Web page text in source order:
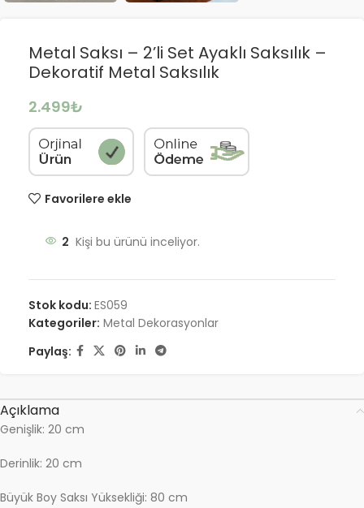
Metal Saksı – 2’li Set Ayaklı Saksılık –
Dekoratif Metal Saksılık
2.499₺
Favorilere ekle
2 Kişi bu ürünü inceliyor.
Stok kodu: ES059
Kategoriler: Metal Dekorasyonlar
Paylaş:
Açıklama
Genişlik: 20 cm
Derinlik: 20 cm
Büyük Boy Saksı Yüksekliği: 80 cm